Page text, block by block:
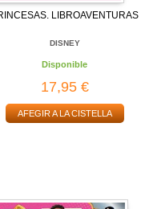
LIBROAVENTURAS
DISNEY
Disponible
17,95 €
AFEGIR A LA CISTELLA